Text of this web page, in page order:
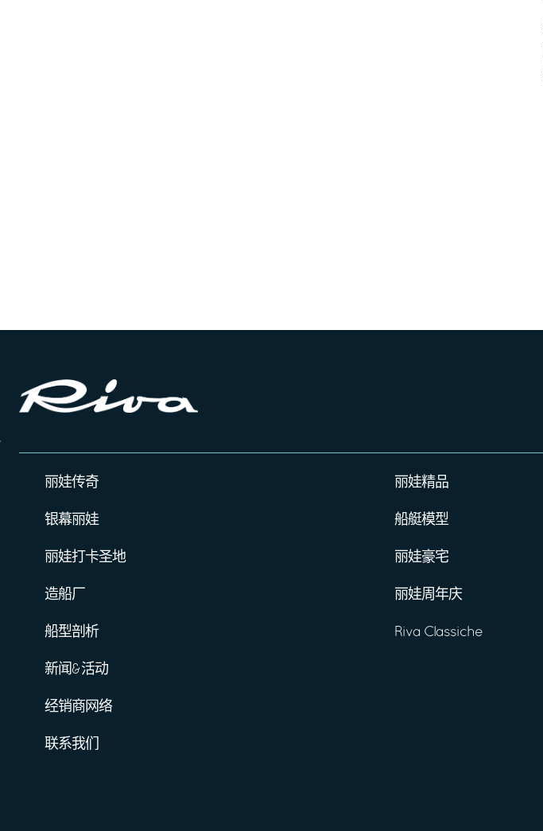
丽娃传奇
银幕丽娃
丽娃打卡圣地
造船厂
船型剖析
新闻&活动
经销商网络
联系我们
丽娃精品
船艇模型
丽娃豪宅
丽娃周年庆
Riva Classiche